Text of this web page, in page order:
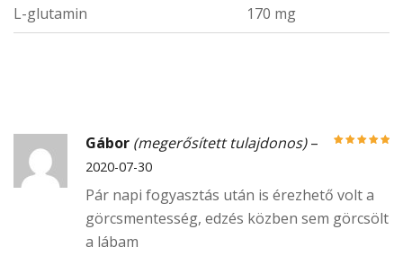
L-glutamin
170 mg
Gábor (megerősített tulajdonos) –
2020-07-30
Pár napi fogyasztás után is érezhető volt a
görcsmentesség, edzés közben sem görcsölt
a lábam